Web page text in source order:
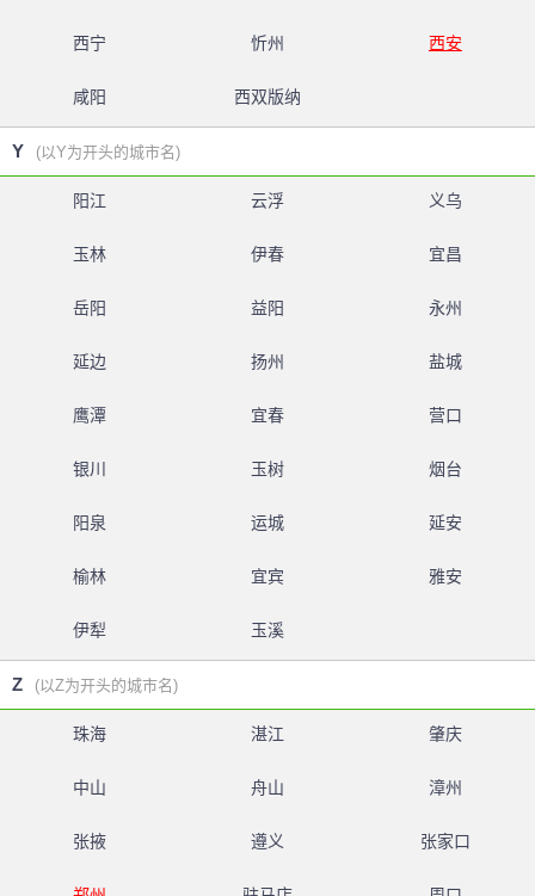
西宁 忻州 西安
咸阳 西双版纳
Y (以Y为开头的城市名)
阳江 云浮 义乌
玉林 伊春 宜昌
岳阳 益阳 永州
延边 扬州 盐城
鹰潭 宜春 营口
银川 玉树 烟台
阳泉 运城 延安
榆林 宜宾 雅安
伊犁 玉溪
Z (以Z为开头的城市名)
珠海 湛江 肇庆
中山 舟山 漳州
张掖 遵义 张家口